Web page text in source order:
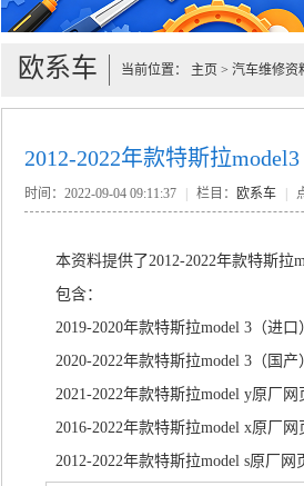
欧系车 当前位置： 主页 > 汽车维修资
2012-2022年款特斯拉
时间：2022-09-04 09:11:37 栏目： 欧系车
本资料提供了2012-2022年款特斯拉
包含：
2019-2020年款特斯拉model 3（进
2020-2022年款特斯拉model 3（国
2021-2022年款特斯拉model y原厂
2016-2022年款特斯拉model x原厂
2012-2022年款特斯拉model s原厂